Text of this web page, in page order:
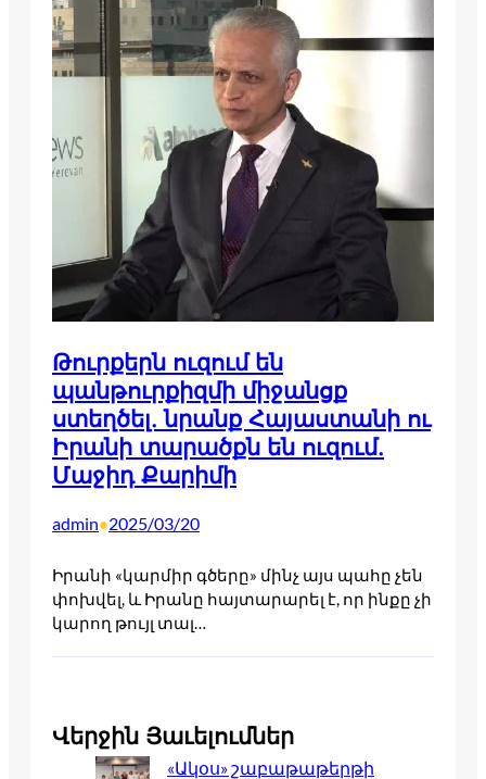
Թուրքերն ուզում են
պանթուրքիզմի միջանցք
ստեղծել. նրանք Հայաստանի ու
Իրանի տարածքն են ուզում.
Մաջիդ Քարիմի
admin•2025/03/20
Իրանի «կարմիր գծերը» մինչ այս պահը չեն
փոխվել, և Իրանը հայտարարել է, որ ինքը չի
կարող թույլ տալ…
Վերջին Յաւելումներ
«Ակօս» շաբաթաթերթի